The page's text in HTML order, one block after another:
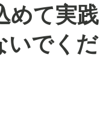
めて実
いでく